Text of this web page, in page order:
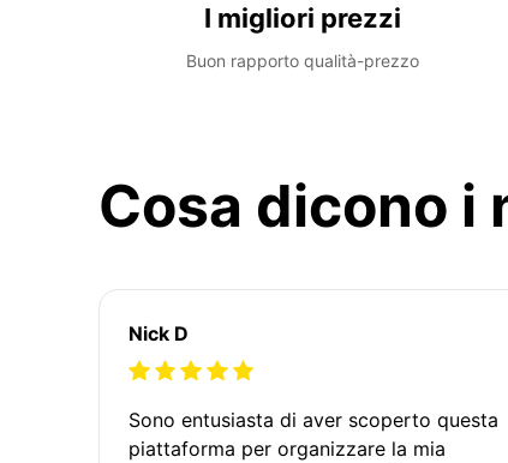
I migliori prezzi
Buon rapporto qualità-prezzo
Cosa dicono
Nick D
Sono entusiasta di aver scoperto questa
piattaforma per organizzare la mia